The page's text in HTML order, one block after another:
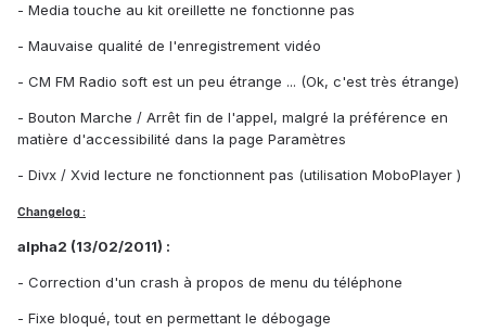
- Media touche au kit oreillette ne fonctionne pas
- Mauvaise qualité de l'enregistrement vidéo
- CM FM Radio soft est un peu étrange ... (Ok, c'est très étrange)
- Bouton Marche / Arrêt fin de l'appel, malgré la préférence en
matière d'accessibilité dans la page Paramètres
- Divx / Xvid lecture ne fonctionnent pas (utilisation MoboPlayer )
Changelog :
alpha2 (13/02/2011) :
- Correction d'un crash à propos de menu du téléphone
- Fixe bloqué, tout en permettant le débogage